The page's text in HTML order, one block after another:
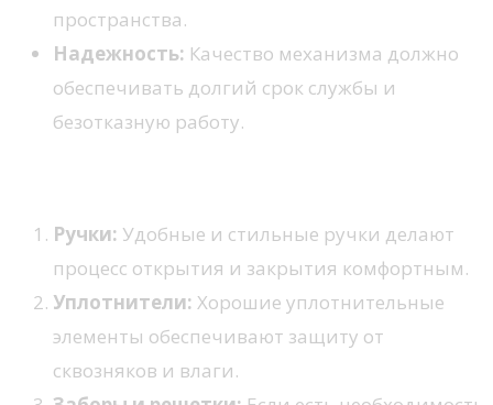
пространства.
Надежность: Качество механизма должно
обеспечивать долгий срок службы и
безотказную работу.
Ручки: Удобные и стильные ручки делают
процесс открытия и закрытия комфортным.
Уплотнители: Хорошие уплотнительные
элементы обеспечивают защиту от
сквозняков и влаги.